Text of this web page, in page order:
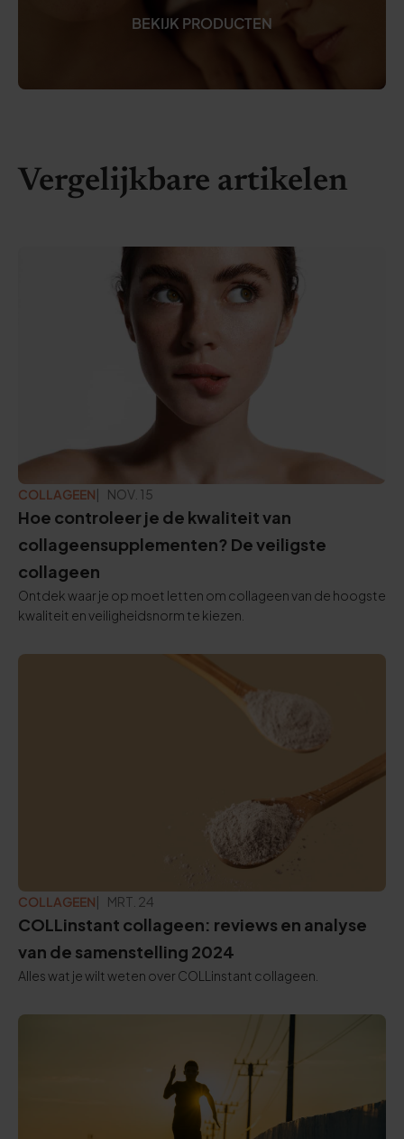
BEKIJK PRODUCTEN
Vergelijkbare artikelen
COLLAGEEN BIJGEWERKT:
NOV. 15
Hoe controleer je de kwaliteit van
collageensupplementen? De veiligste
collageen
Ontdek waar je op moet letten om collageen van de hoogste
kwaliteit en veiligheidsnorm te kiezen.
COLLAGEEN BIJGEWERKT:
MRT. 24
COLLinstant collageen: reviews en analyse
van de samenstelling 2024
Alles wat je wilt weten over COLLinstant collageen.